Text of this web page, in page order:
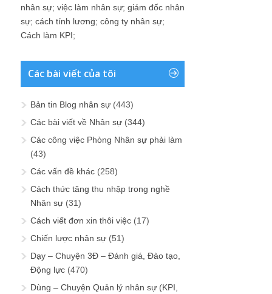
nhân sự; việc làm nhân sự; giám đốc nhân
sự; cách tính lương; công ty nhân sự;
Cách làm KPI;
Các bài viết của tôi
Bản tin Blog nhân sự (443)
Các bài viết về Nhân sự (344)
Các công việc Phòng Nhân sự phải làm
(43)
Các vấn đề khác (258)
Cách thức tăng thu nhập trong nghề
Nhân sự (31)
Cách viết đơn xin thôi việc (17)
Chiến lược nhân sự (51)
Dạy – Chuyện 3Đ – Đánh giá, Đào tạo,
Động lực (470)
Dùng – Chuyện Quản lý nhân sự (KPI,